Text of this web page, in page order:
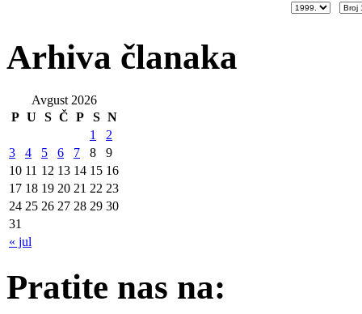
Arhiva članaka
Avgust 2026
P U S Č P S N
« jul
1
2
3
4 5 6 7 8
9
10 11 12 13 14 15 16
17 18 19 20 21 22 23
24 25 26 27 28 29 30
31
Pratite nas na: